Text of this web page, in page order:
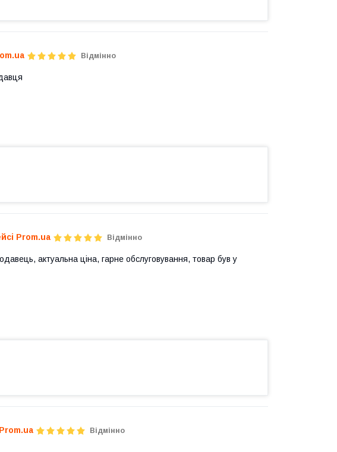
Відмінно
Prom.ua Відмінно
актуальна ціна, гарне обслуговування, товар був у
Відмінно